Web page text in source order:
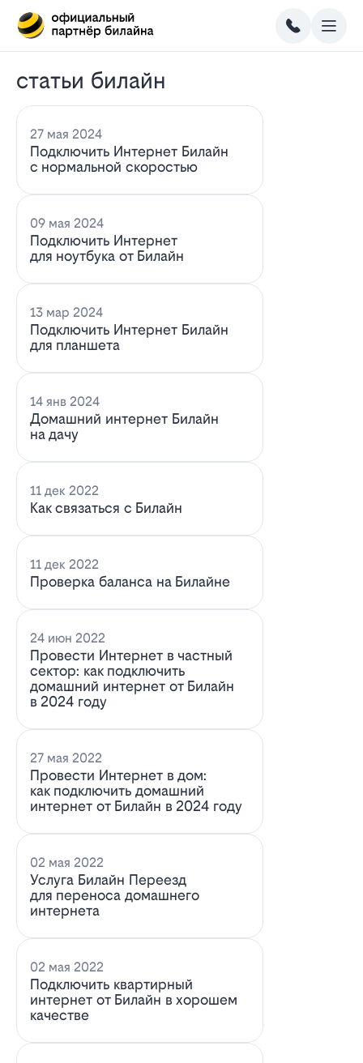
статьи билайн
27 мая 2024
Подключить Интернет Билайн
с нормальной скоростью
09 мая 2024
Подключить Интернет
для ноутбука от Билайн
13 мар 2024
Подключить Интернет Билайн
для планшета
14 янв 2024
Домашний интернет Билайн
на дачу
11 дек 2022
Как связаться с Билайн
11 дек 2022
Проверка баланса на Билайне
24 июн 2022
Провести Интернет в частный
сектор: как подключить
домашний интернет от Билайн
в 2024 году
27 мая 2022
Провести Интернет в дом:
как подключить домашний
интернет от Билайн в 2024 году
02 мая 2022
Услуга Билайн Переезд
для переноса домашнего
интернета
02 мая 2022
Подключить квартирный
интернет от Билайн в хорошем
качестве